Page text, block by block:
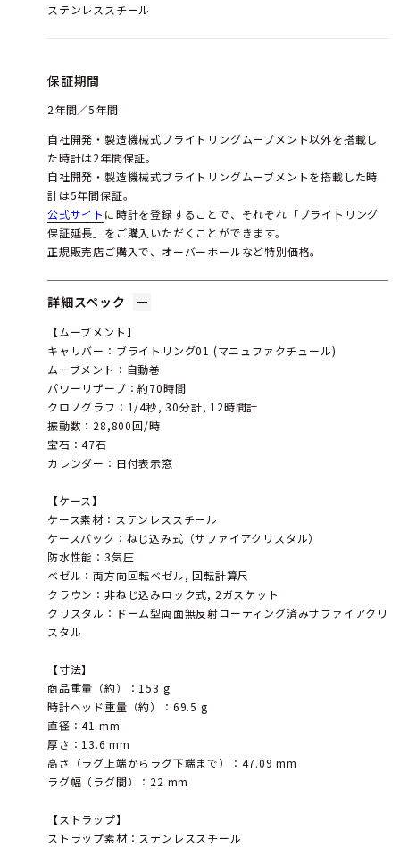
ステンレススチール
保証期間
2年間／5年間
自社開発・製造機械式ブライトリングムーブメント以外を搭載し
た時計は2年間保証。
自社開発・製造機械式ブライトリングムーブメントを搭載した時
計は5年間保証。
公式サイト に時計を登録することで、それぞれ「ブライトリング
保証延長」をご購入いただくことができます。
正規販売店ご購入で、オーバーホールなど特別価格。
詳細スペック
【ムーブメント】
キャリバー：ブライトリング01 (マニュファクチュール)
ムーブメント：自動巻
パワーリザーブ：約70時間
クロノグラフ：1/4秒, 30分計, 12時間計
振動数：28,800回/時
宝石：47石
カレンダー：日付表示窓
【ケース】
ケース素材：ステンレススチール
ケースバック：ねじ込み式（サファイアクリスタル）
防水性能：3気圧
ベゼル：両方向回転ベゼル, 回転計算尺
クラウン：非ねじ込みロック式, 2ガスケット
クリスタル：ドーム型両面無反射コーティング済みサファイアクリ
スタル
【寸法】
商品重量（約）：153 g
時計ヘッド重量（約）：69.5 g
直径：41 mm
厚さ：13.6 mm
高さ（ラグ上端からラグ下端まで）：47.09 mm
ラグ幅（ラグ間）：22 mm
【ストラップ】
ストラップ素材：ステンレススチール